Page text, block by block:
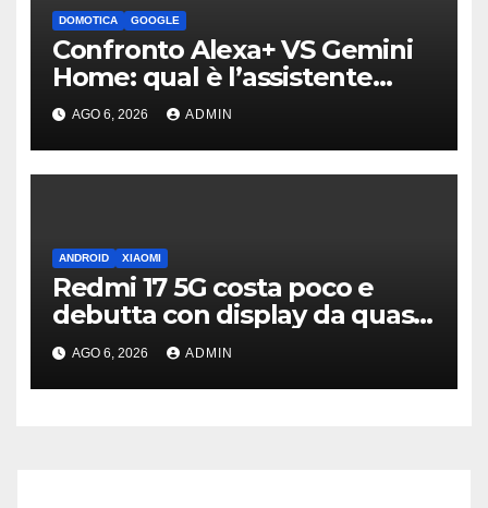
DOMOTICA GOOGLE
Confronto Alexa+ VS Gemini
Home: qual è l’assistente
migliore | Video
AGO 6, 2026 ADMIN
ANDROID XIAOMI
Redmi 17 5G costa poco e
debutta con display da quasi
7 pollici e batteria enorme
AGO 6, 2026 ADMIN